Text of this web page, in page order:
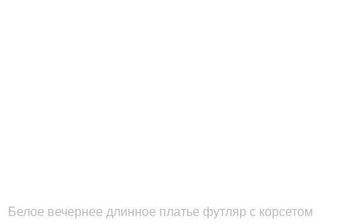
Белое вечернее длинное платье футляр с корсетом